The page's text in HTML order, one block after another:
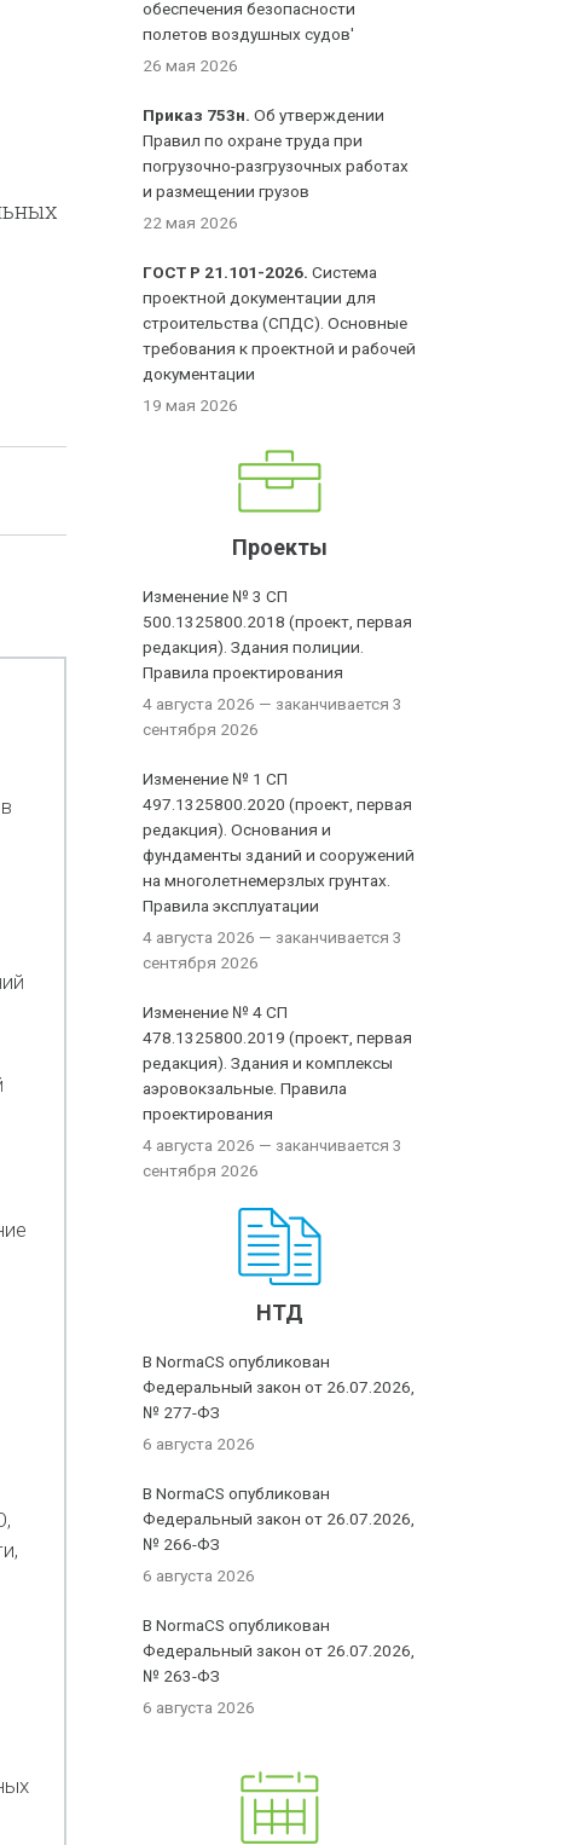
обеспечения безопасности
полетов воздушных судов'
26 мая 2026
Приказ 753н. Об утверждении
Правил по охране труда при
погрузочно-разгрузочных работах
и размещении грузов
22 мая 2026
ГОСТ Р 21.101-2026. Система
проектной документации для
строительства (СПДС). Основные
требования к проектной и рабочей
документации
19 мая 2026
Проекты
Изменение № 3 СП
500.1325800.2018 (проект, первая
редакция). Здания полиции.
Правила проектирования
4 августа 2026 — заканчивается 3
сентября 2026
Изменение № 1 СП
497.1325800.2020 (проект, первая
редакция). Основания и
фундаменты зданий и сооружений
на многолетнемерзлых грунтах.
Правила эксплуатации
4 августа 2026 — заканчивается 3
сентября 2026
Изменение № 4 СП
478.1325800.2019 (проект, первая
редакция). Здания и комплексы
аэровокзальные. Правила
проектирования
4 августа 2026 — заканчивается 3
сентября 2026
НТД
В NormaCS опубликован
Федеральный закон от 26.07.2026,
№ 277-ФЗ
6 августа 2026
В NormaCS опубликован
Федеральный закон от 26.07.2026,
№ 266-ФЗ
6 августа 2026
В NormaCS опубликован
Федеральный закон от 26.07.2026,
№ 263-ФЗ
6 августа 2026